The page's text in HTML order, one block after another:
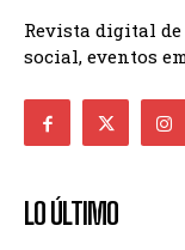
Revista digital
social, eventos
LO ÚLTIMO